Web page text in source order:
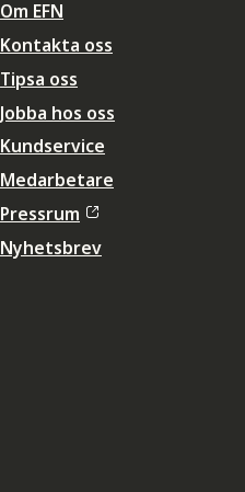
Om EFN
Kontakta oss
Tipsa oss
Jobba hos oss
Kundservice
Medarbetare
Pressrum
Nyhetsbrev